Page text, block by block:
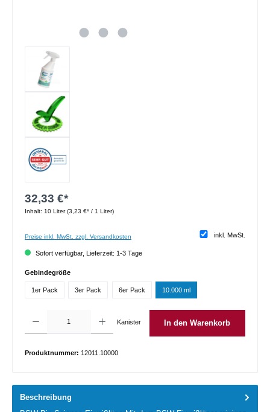
32,33 €*
Inhalt: 10 Liter(3,23 €* / 1 Liter)
inkl. MwSt.
Preise inkl. MwSt. zzgl. Versandkosten
Sofort verfügbar, Lieferzeit: 1-3 Tage
Gebindegrößeauswählen
1er Pack 3er Pack 6er Pack 10.000 ml
Kanister In den Warenkorb
Produktnummer: 12011.10000
Beschreibung